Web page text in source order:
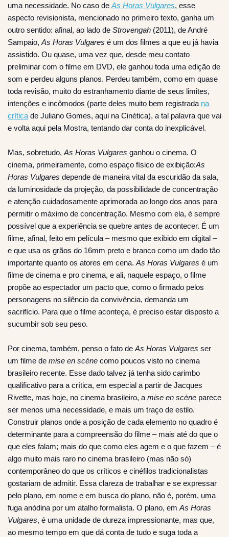
uma necessidade. No caso de As Horas Vulgares, esse
aspecto revisionista, mencionado no primeiro texto, ganha um
outro sentido: afinal, ao lado de Strovengah (2011), de André
Sampaio, As Horas Vulgares é um dos filmes a que eu já havia
assistido. Ou quase, uma vez que, desde meu contato
preliminar com o filme em DVD, ele ganhou toda uma edição de
som e perdeu alguns planos. Perdeu também, como em quase
toda revisão, muito do estranhamento diante de seus limites,
intenções e incômodos (parte deles muito bem registrada na
crítica de Juliano Gomes, aqui na Cinética), a tal palavra que vai
e volta aqui pela Mostra, tentando dar conta do inexplicável.
Mas, sobretudo, As Horas Vulgares ganhou o cinema. O
cinema, primeiramente, como espaço físico de exibição:As
Horas Vulgares depende de maneira vital da escuridão da sala,
da luminosidade da projeção, da possibilidade de concentração
e atenção cuidadosamente aprimorada ao longo dos anos para
permitir o máximo de concentração. Mesmo com ela, é sempre
possível que a experiência se quebre antes de acontecer. É um
filme, afinal, feito em película – mesmo que exibido em digital –
e que usa os grãos do 16mm preto e branco como um dado tão
importante quanto os atores em cena. As Horas Vulgares é um
filme de cinema e pro cinema, e ali, naquele espaço, o filme
propõe ao espectador um pacto que, como o firmado pelos
personagens no silêncio da convivência, demanda um
sacrifício. Para que o filme aconteça, é preciso estar disposto a
sucumbir sob seu peso.
Por cinema, também, penso o fato de As Horas Vulgares ser
um filme de mise en scène como poucos visto no cinema
brasileiro recente. Esse dado talvez já tenha sido carimbo
qualificativo para a crítica, em especial a partir de Jacques
Rivette, mas hoje, no cinema brasileiro, a mise en scène parece
ser menos uma necessidade, e mais um traço de estilo.
Construir planos onde a posição de cada elemento no quadro é
determinante para a compreensão do filme – mais até do que o
que eles falam; mais do que como eles agem e o que fazem – é
algo muito mais raro no cinema brasileiro (mas não só)
contemporâneo do que os críticos e cinéfilos tradicionalistas
gostariam de admitir. Essa clareza de trabalhar e se expressar
pelo plano, em nome e em busca do plano, não é, porém, uma
fuga anódina por um atalho formalista. O plano, em As Horas
Vulgares, é uma unidade de dureza impressionante, mas que,
ao mesmo tempo em que dá conta de tudo e suga toda a